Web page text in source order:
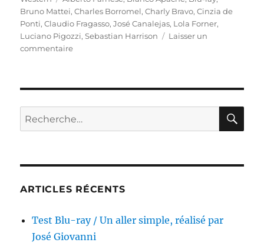
Bruno Mattei,Charles Borromel,Charly Bravo,Cinzia de
Ponti,Claudio Fragasso,José Canalejas, Lola Forner,
Luciano Pigozzi,Sebastian Harrison
Laisser un
commentairesur
Bianco
Apache,
réalisé
&
Claudio
Recherche
pour :
ARTICLES RÉCENTS
Test Blu-ray / Un aller simple, réalisé par
José Giovanni